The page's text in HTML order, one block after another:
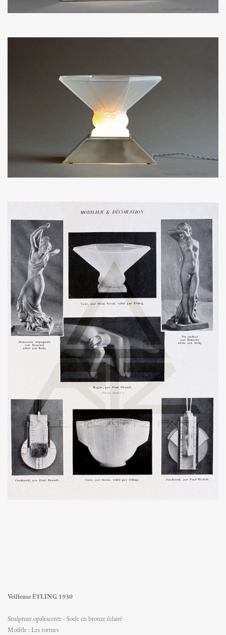
Veilleuse ETLING 1930
Sculpture opalescente - Socle en bronze éclairé
Modèle : Les tortues